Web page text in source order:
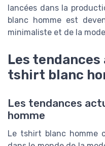
lancées dans la
blanc homme est
minimaliste et de la
Les
tshirt blanc
Les tendances
homme
Le tshirt blanc homme